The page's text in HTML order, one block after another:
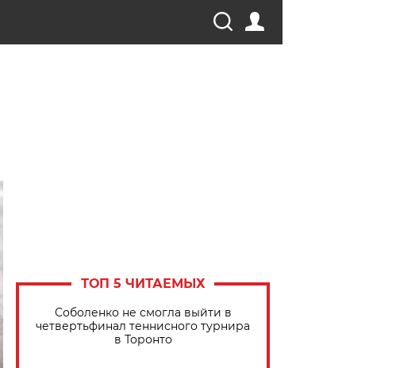
ТОП 5 ЧИТАЕМЫХ
Соболенко не смогла выйти в
четвертьфинал теннисного турнира
в Торонто